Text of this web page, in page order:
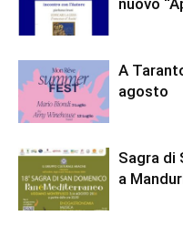
nuovo
A
agosto
Sagra di
a